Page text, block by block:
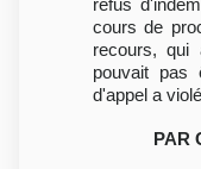
refus
cours de
recours, qui
pouvait pas
d'appel a
PAR